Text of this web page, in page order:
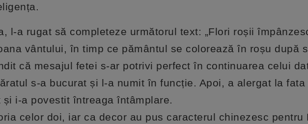
l-a rugat să completeze următorul text: „Flori roșii
vântului, în timp ce pământul se colorează în roșu după
că mesajul fetei s-ar potrivi perfect în continuarea celui
s-a bucurat și l-a numit în funcție. Apoi, a alergat la fata
și i-a povestit întreaga întâmplare.
celor doi, iar ca decor au pus caracterul chinezesc pentru